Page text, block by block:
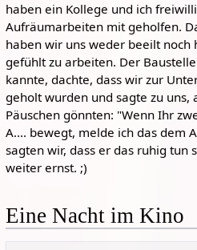
haben ein Kollege und ich
Aufräumarbeiten mit geholfen.
haben wir uns weder beeilt
gefühlt zu arbeiten. Der
kannte, dachte, dass wir zur
geholt wurden und sagte zu uns,
Päuschen gönnten: "Wenn Ihr
A.... bewegt, melde ich das dem
sagten wir, dass er das ruhig tun
weiter ernst. ;)
Eine Nacht im Kino